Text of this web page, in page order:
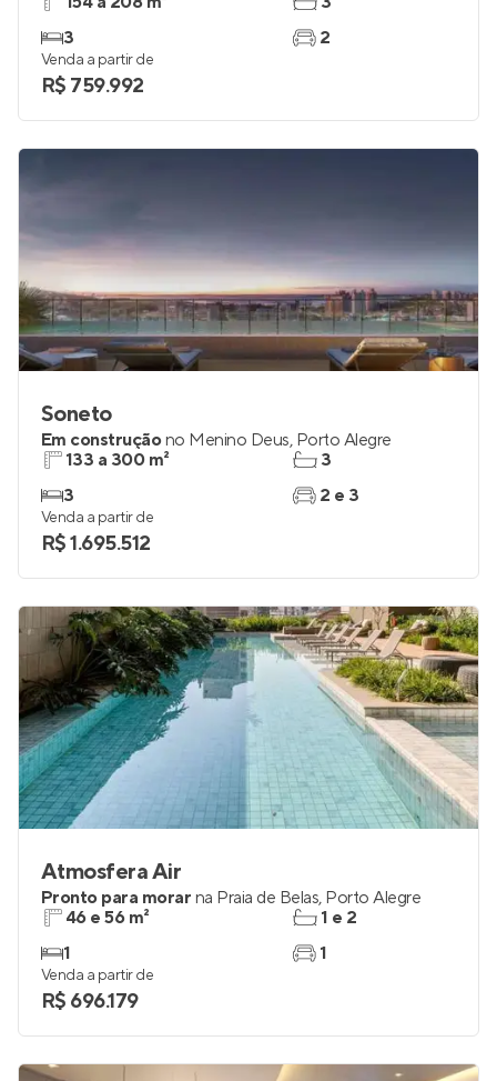
3
2
Venda a partir de
R$ 759.992
Soneto
Em construçãono Menino Deus, Porto Alegre
133 a 300 m²
3
3
2 e 3
Venda a partir de
R$ 1.695.512
Atmosfera Air
Pronto para morar na Praia de Belas, Porto Alegre
46 e 56 m²
1
1 e 2
1
Venda a partir de
R$ 696.179